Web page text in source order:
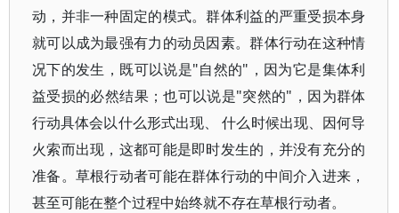
动，并非一种固定的模式。群体利益的严重受损本身
就可以成为最强有力的动员因素。群体行动在这种情
况下的发生，既可以说是"自然的"，因为它是集体利
益受损的必然结果；也可以说是"突然的"，因为群体
行动具体会以什么形式出现、 什么时候出现、因何导
火索而出现，这都可能是即时发生的，并没有充分的
准备。草根行动者可能在群体行动的中间介入进来，
甚至可能在整个过程中始终就不存在草根行动者。